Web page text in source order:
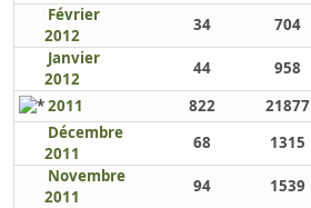
Février
2012
34 704
Janvier
2012
44 958
2011
822 21877
Décembre
2011
68 1315
Novembre
2011
94 1539